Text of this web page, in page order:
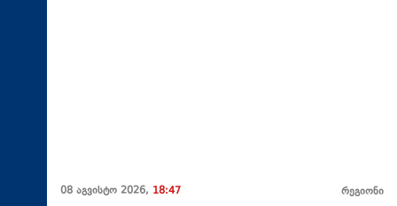
08 აგვისტო 2026, 18:47 რეგიონი